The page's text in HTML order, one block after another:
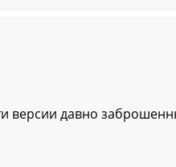
версии давно